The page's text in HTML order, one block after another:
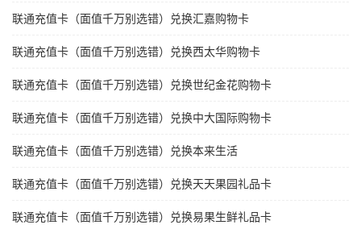
联通充值卡（面值千万别选错）兑换汇嘉购物卡
联通充值卡（面值千万别选错）兑换西太华购物卡
联通充值卡（面值千万别选错）兑换世纪金花购物卡
联通充值卡（面值千万别选错）兑换中大国际购物卡
联通充值卡（面值千万别选错）兑换本来生活
联通充值卡（面值千万别选错）兑换天天果园礼品卡
联通充值卡（面值千万别选错）兑换易果生鲜礼品卡